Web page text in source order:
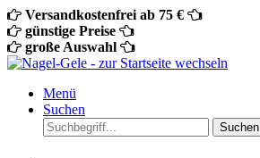
Versandkostenfrei ab 75 €
günstige Preise
große Auswahl
Menü
Suchen
Suchen